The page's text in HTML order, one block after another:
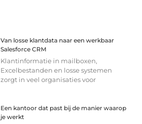
Van losse klantdata naar een werkbaar
Salesforce CRM
Klantinformatie in mailboxen,
Excelbestanden en losse systemen
zorgt in veel organisaties voor
Een kantoor dat past bij de manier waarop
je werkt